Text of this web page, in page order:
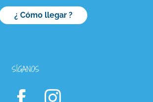
¿ Cómo llegar ?
SÍGANOS